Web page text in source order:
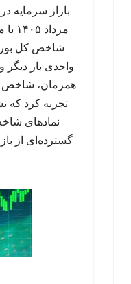
همزمان، شاخص
تجربه کرد که
نمادهای
گسترده‌ای از